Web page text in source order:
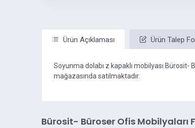
Ürün Açıklaması Ürün Talep
Soyunma dolabı z kapaklı mobilyası
mağazasında satılmaktadır.
Bürosit- Büroser Ofis Mobilyaları